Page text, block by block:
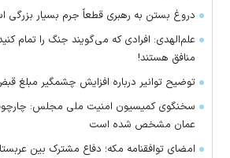
دروغ بستن به رهبری قطعاً جرم بسیار بزرگی
علم‌الهدی: افرادی که می‌گویند جنگ را تمام
منافق هستند!
توضیح توانیر درباره افزایش چشمگیر مبلغ
سخنگوی کمیسیون امنیت ملی مجلس:
عمان مشخص شده است
امضای توافقنامه مکه؛ دفاع مشترک بین